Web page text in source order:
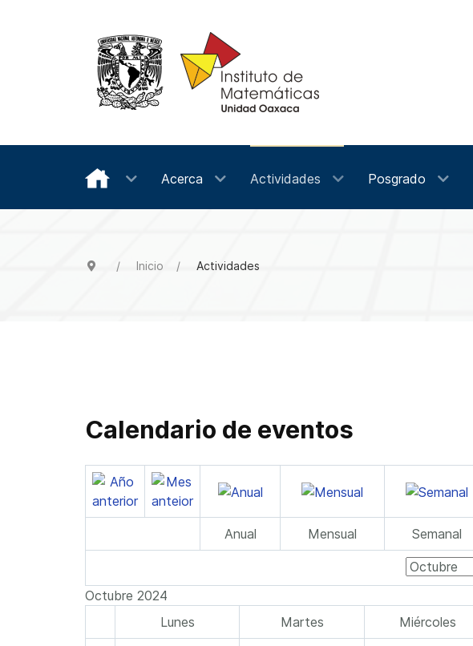
Acerca Actividades Posgrado
Inicio Actividades
Calendario de eventos
Anual Mensual Semanal
Octubre 2024
Lunes
Martes Miércoles